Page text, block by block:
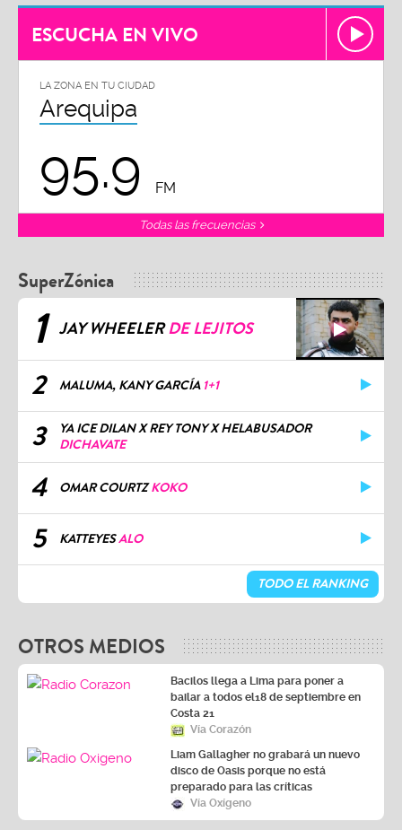
ESCUCHA EN VIVO
LA ZONA EN TU CIUDAD
Arequipa
95.9 FM
Todas las frecuencias
SuperZónica
1 JAY WHEELERDE LEJITOS
2 MALUMA, KANY GARCÍA 1+1
3
YA ICE DILAN X REY TONY X HELABUSADOR
DICHAVATE
4 OMAR COURTZKOKO
5 KATTEYESALO
TODO EL RANKING
OTROS MEDIOS
Bacilos llega a Lima para poner a
bailar a todos el18 de septiembre en
Costa 21
Vía Corazón
Liam Gallagher no grabará un nuevo
disco de Oasis porque no está
preparado para las críticas
Vía Oxígeno